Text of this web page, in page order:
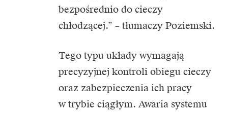
bezpośrednio do cieczy
chłodzącej.” – tłumaczy Poziemski.
Tego typu układy wymagają
precyzyjnej kontroli obiegu cieczy
oraz zabezpieczenia ich pracy
w trybie ciągłym. Awaria systemu